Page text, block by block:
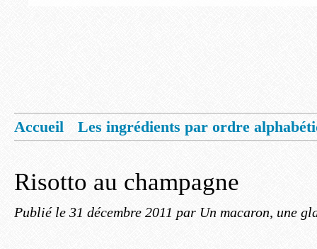
Accueil
Les ingrédients par ordre
Risotto au champagne
Publié le 31 décembre 2011 par Un macaron, une